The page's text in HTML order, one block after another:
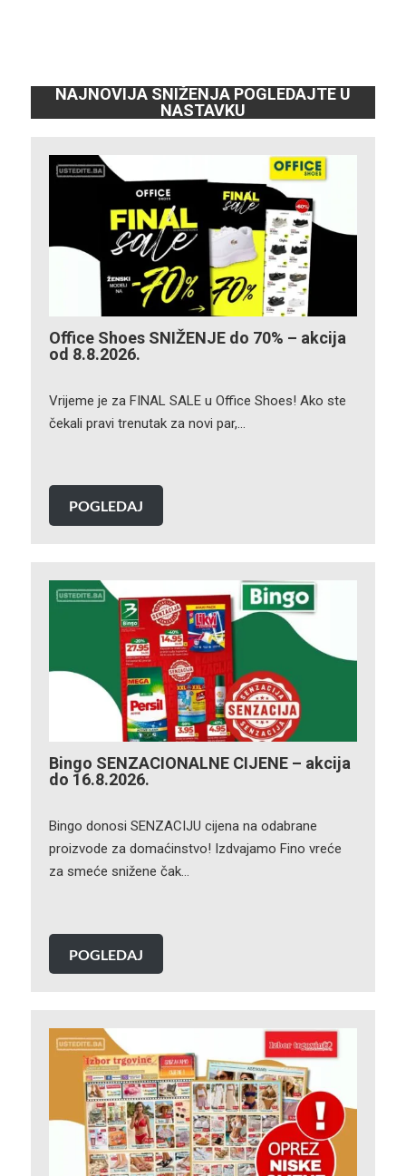
NAJNOVIJA SNIŽENJA POGLEDAJTE U
NASTAVKU
Office Shoes SNIŽENJE do 70% – akcija
od 8.8.2026.
Vrijeme je za FINAL SALE u Office Shoes! Ako ste
čekali pravi trenutak za novi par,…
POGLEDAJ
Bingo SENZACIONALNE CIJENE – akcija
do 16.8.2026.
Bingo donosi SENZACIJU cijena na odabrane
proizvode za domaćinstvo! Izdvajamo Fino vreće
za smeće snižene čak…
POGLEDAJ